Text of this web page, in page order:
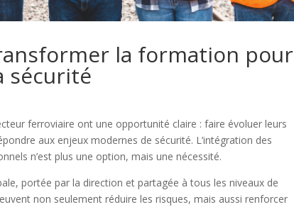
la formation pour
sécurité
ferroviaire ont une opportunité claire : faire évoluer leurs
aux enjeux modernes de sécurité. L’intégration des
n’est plus une option, mais une nécessité.
portée par la direction et partagée à tous les niveaux de
non seulement réduire les risques, mais aussi renforcer